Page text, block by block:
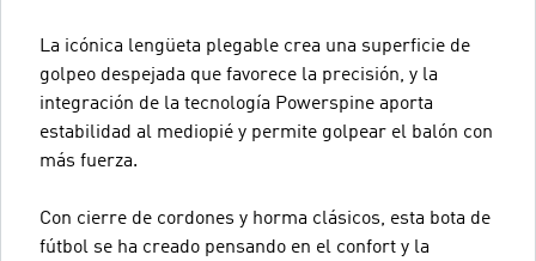
La icónica lengüeta plegable crea una superficie de
golpeo despejada que favorece la precisión, y la
integración de la tecnología Powerspine aporta
estabilidad al mediopié y permite golpear el balón con
más fuerza.
Con cierre de cordones y horma clásicos, esta bota de
fútbol se ha creado pensando en el confort y la